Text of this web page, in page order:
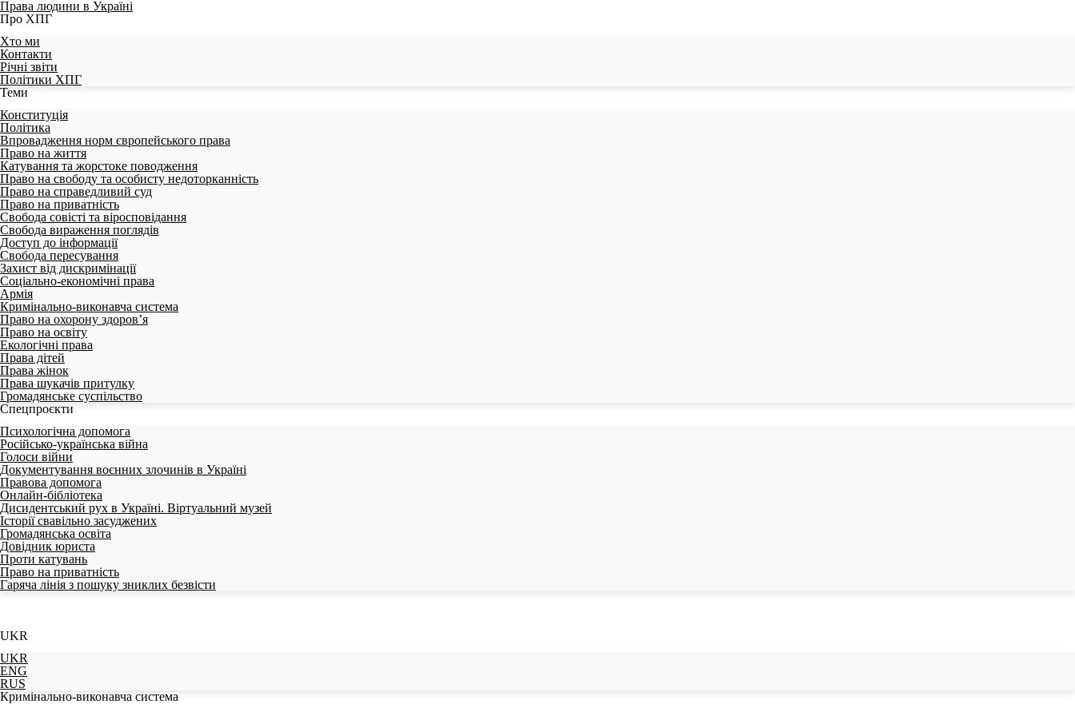
Права людини в Україні
Про ХПГ
Хто ми
Контакти
Річні звіти
Політики ХПГ
Теми
Конституція
Політика
Впровадження норм європейського права
Право на життя
Катування та жорстоке поводження
Право на свободу та особисту недоторканність
Право на справедливий суд
Право на приватність
Свобода совісті та віросповідання
Свобода вираження поглядів
Доступ до інформації
Свобода пересування
Захист від дискримінації
Соціально-економічні права
Армія
Кримінально-виконавча система
Право на охорону здоров’я
Право на освіту
Екологічні права
Права дітей
Права жінок
Права шукачів притулку
Громадянське суспільство
Спецпроєкти
Психологічна допомога
Російсько-українська війна
Голоси війни
Документування воєнних злочинів в Україні
Правова допомога
Онлайн-бібліотека
Дисидентський рух в Україні. Віртуальний музей
Історії свавільно засуджених
Громадянська освіта
Довідник юриста
Проти катувань
Право на приватність
Гаряча лінія з пошуку зниклих безвісти
UKR
UKR
ENG
RUS
Кримінально-виконавча система